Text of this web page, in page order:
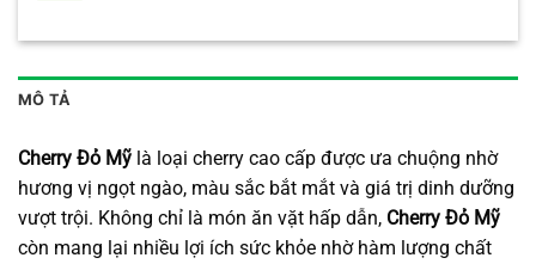
MÔ TẢ
Cherry Đỏ Mỹ là loại cherry cao cấp được ưa chuộng nhờ
hương vị ngọt ngào, màu sắc bắt mắt và giá trị dinh dưỡng
vượt trội. Không chỉ là món ăn vặt hấp dẫn, Cherry Đỏ Mỹ
còn mang lại nhiều lợi ích sức khỏe nhờ hàm lượng chất